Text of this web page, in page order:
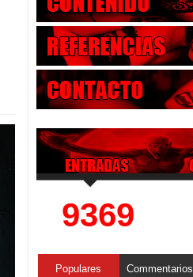
9369
Populares Commentarios